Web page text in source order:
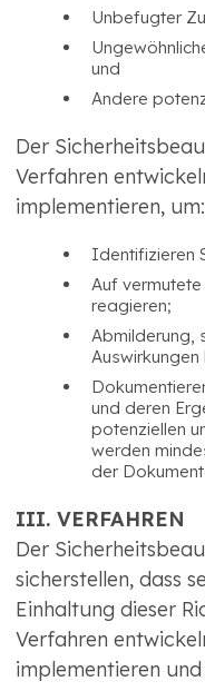
Unbefugter
und
Andere
Der
Verfahren
implementieren, um:
Identifizieren
Auf
reagieren;
Abmilderung,
und deren
potenziellen
werden
der
III. VERFAHREN
Der
sicherstellen, dass
Einhaltung dieser
Verfahren
implementieren